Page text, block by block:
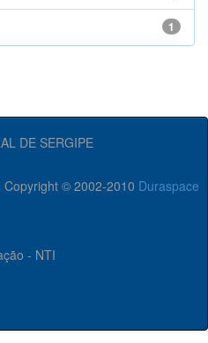
1
DE SERGIPE
Copyright © 2002-2010 Duraspace
- NTI